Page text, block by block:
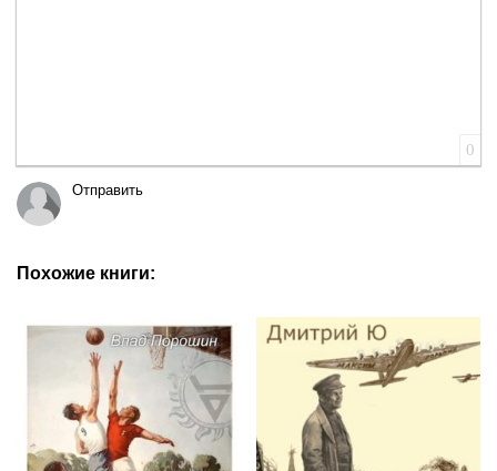
0
Отправить
Похожие книги: